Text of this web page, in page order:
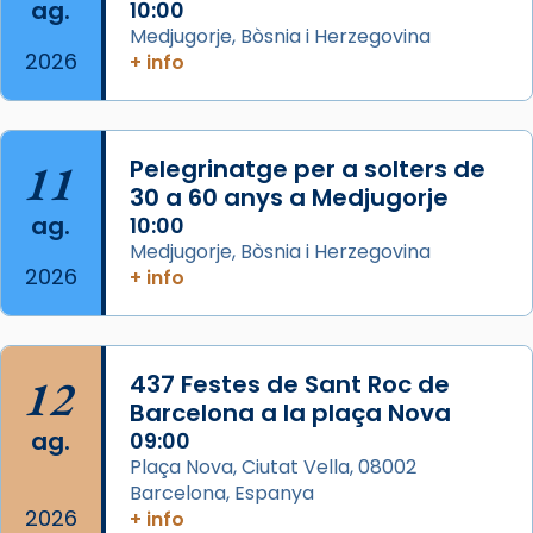
comitè organitzador de la visita apostòlica
del Sant Pare Lleó XIV a Barcelona, i als
col·laboradors, a la Catedral de Barcelona.
L’arquebisbe de Barcelona, el cardenal Joan
Josep Omella, ha presidit la missa i l’ha
concelebrat el bisbe auxiliar de Barcelona,
Mons. David Abadías.
📸 Dr. G. Simón
Photo
View on Facebook · Share
Arquebisbat de Barcelona
2 weeks ago
Memòria de les santes Juliana i
Semproniana, verges i màrtirs.
Acompanyant la història de sant Cugat, a
ag.
2026
10:00
Medjugorje, Bòsnia i Herzegovina
+ info
11
ag.
2026
Pelegrinatge per a solters de
30 a 60 anys a Medjugorje
10:00
Medjugorje, Bòsnia i Herzegovina
+ info
12
ag.
2026
437 Festes de Sant Roc de
Barcelona a la plaça Nova
09:00
Plaça Nova, Ciutat Vella, 08002
Barcelona, Espanya
+ info